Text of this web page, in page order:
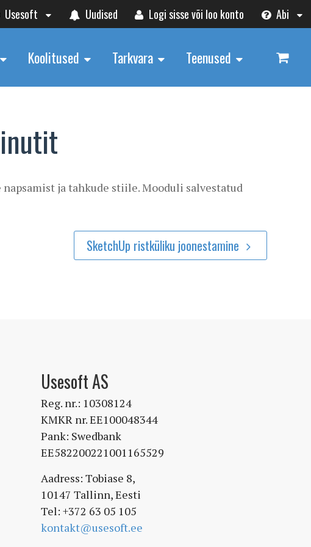
Usesoft Uudised Logi sisse või loo konto Abi
Koolitused Tarkvara Teenused
ja tahkude stiile. Mooduli salvestatud
SketchUp ristküliku joonestamine
Usesoft AS
Reg. nr.: 10308124
KMKR nr. EE100048344
Pank: Swedbank
EE582200221001165529
Aadress: Tobiase 8,
10147 Tallinn, Eesti
Tel: +372 63 05 105
kontakt@usesoft.ee